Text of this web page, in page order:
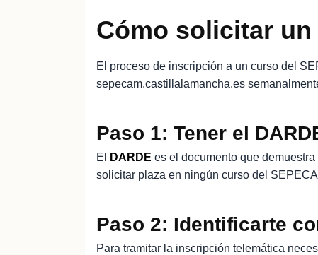
Cómo solicitar un
El proceso de inscripción a un curso del
sepecam.castillalamancha.es
Paso 1: Tener el
El DARDE es el documento que
solicitar plaza en ningún curso del
Paso 2: Identificarte
Para tramitar la inscripción telemática